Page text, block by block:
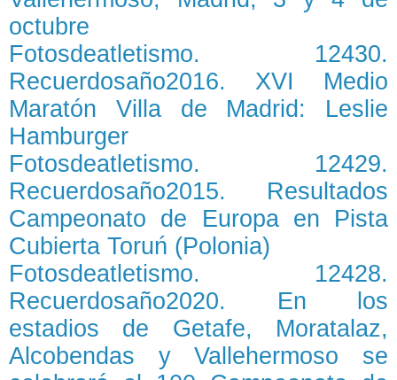
octubre
Fotosdeatletismo. 12430.
Recuerdosaño2016. XVI Medio
Maratón Villa de Madrid: Leslie
Hamburger
Fotosdeatletismo. 12429.
Recuerdosaño2015. Resultados
Campeonato de Europa en Pista
Cubierta Toruń (Polonia)
Fotosdeatletismo. 12428.
Recuerdosaño2020. En los
estadios de Getafe, Moratalaz,
Alcobendas y Vallehermoso se